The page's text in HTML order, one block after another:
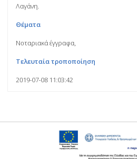
Λαγάνη.
Θέματα
Νοταριακά έγγραφα,
Τελευταία τροποποίηση
2019-07-08 11:03:42